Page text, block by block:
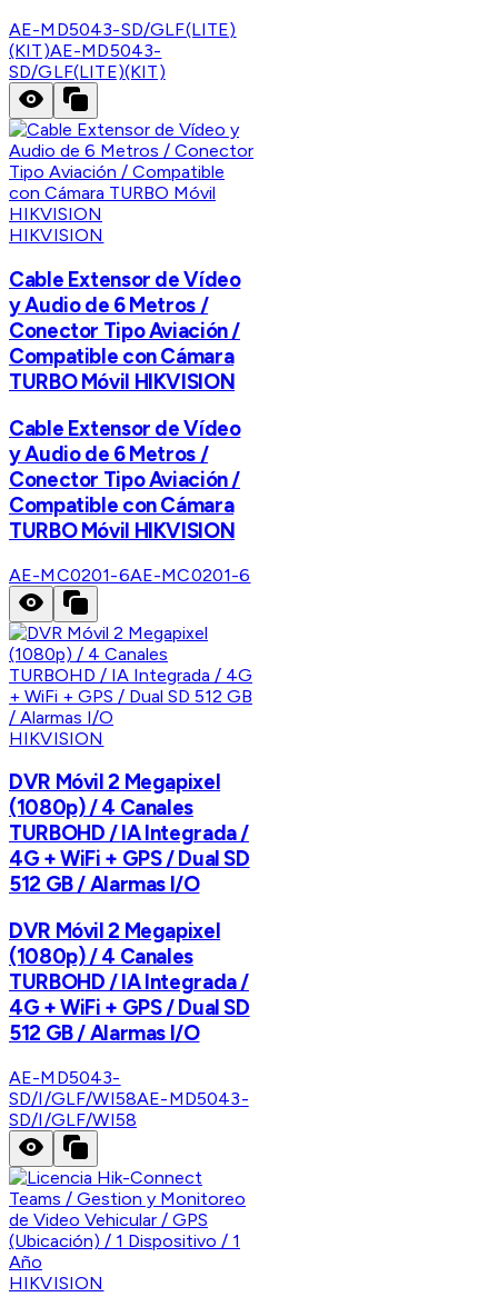
AE-MD5043-SD/GLF(LITE)
(KIT)AE-MD5043-
SD/GLF(LITE)(KIT)
HIKVISION
Cable Extensor de Vídeo
y Audio de 6 Metros /
Conector Tipo Aviación /
Compatible con Cámara
TURBO Móvil HIKVISION
Cable Extensor de Vídeo
y Audio de 6 Metros /
Conector Tipo Aviación /
Compatible con Cámara
TURBO Móvil HIKVISION
AE-MC0201-6AE-MC0201-6
HIKVISION
DVR Móvil 2 Megapixel
(1080p) / 4 Canales
TURBOHD / IA Integrada /
4G + WiFi + GPS / Dual SD
512 GB / Alarmas I/O
DVR Móvil 2 Megapixel
(1080p) / 4 Canales
TURBOHD / IA Integrada /
4G + WiFi + GPS / Dual SD
512 GB / Alarmas I/O
AE-MD5043-
SD/I/GLF/WI58AE-MD5043-
SD/I/GLF/WI58
HIKVISION